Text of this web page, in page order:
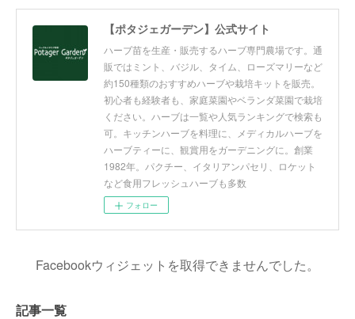
【ポタジェガーデン】公式サイト
ハーブ苗を生産・販売するハーブ専門農場です。通
販ではミント、バジル、タイム、ローズマリーなど
約150種類のおすすめハーブや栽培キットを販売。
初心者も経験者も、家庭菜園やベランダ菜園で栽培
ください。ハーブは一覧や人気ランキングで検索も
可。キッチンハーブを料理に、メディカルハーブを
ハーブティーに、観賞用をガーデニングに。創業
1982年。パクチー、イタリアンパセリ、ロケット
など食用フレッシュハーブも多数
フォロー
Facebookウィジェットを取得できませんでした。
記事一覧